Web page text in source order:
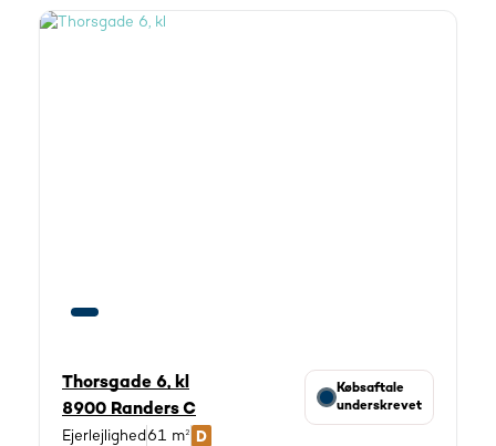
Thorsgade 6, kl
8900 Randers C
Købsaftale
underskrevet
Ejerlejlighed 61 m²